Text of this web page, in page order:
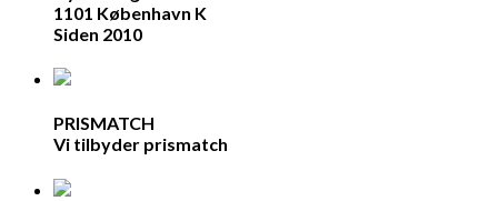
1101 København K
Siden 2010
PRISMATCH
Vi tilbyder prismatch